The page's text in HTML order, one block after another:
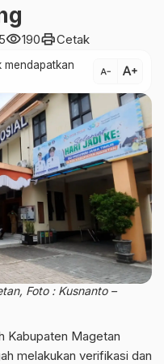
visibility190printCetak
mendapatkan
text_decrease text_increase
Foto : Kusnanto –
Kabupaten Magetan
melakukan verifikasi dan